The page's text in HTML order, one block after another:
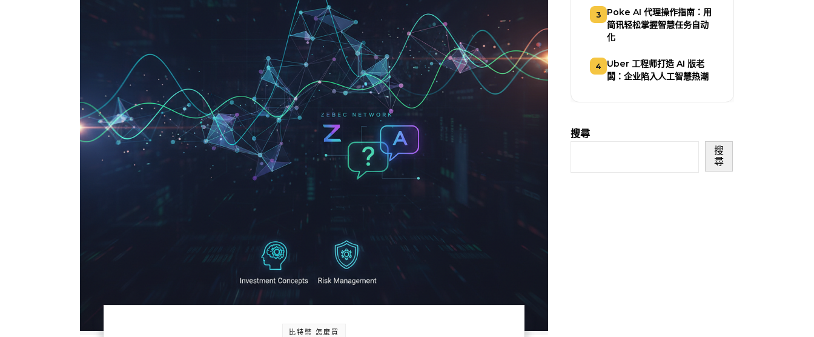
比特幣 怎麼買
3
Poke AI 代理操作指南：用
简讯轻松掌握智慧任务自动
化
4
Uber 工程师打造 AI 版老
闆：企业陷入人工智慧热潮
搜尋
搜
尋